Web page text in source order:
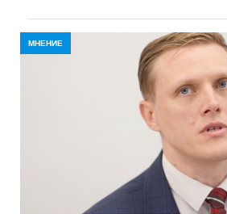
МНЕНИЕ